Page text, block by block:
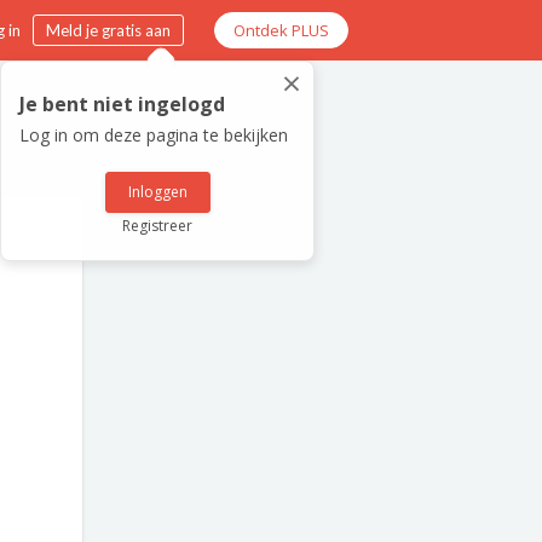
in Meld je gratis aan Ontdek PLUS
×
Je bent niet ingelogd
Log in om deze pagina te bekijken
Inloggen
Registreer